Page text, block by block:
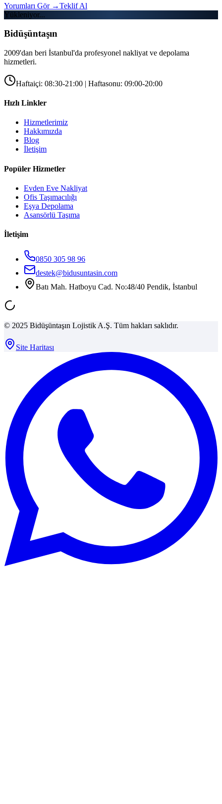
Yorumları Gör →Teklif Al
Yükleniyor...
Bidüşüntaşın
2009'dan beri İstanbul'da profesyonel nakliyat ve depolama
hizmetleri.
Haftaiçi: 08:30-21:00 | Haftasonu: 09:00-20:00
Hızlı Linkler
Hizmetlerimiz
Hakkımızda
Blog
İletişim
Popüler Hizmetler
Evden Eve Nakliyat
Ofis Taşımacılığı
Eşya Depolama
Asansörlü Taşıma
İletişim
0850 305 98 96
destek@bidusuntasin.com
Batı Mah. Hatboyu Cad. No:48/40 Pendik, İstanbul
© 2025 Bidüşüntaşın Lojistik A.Ş. Tüm hakları saklıdır.
Site Haritası